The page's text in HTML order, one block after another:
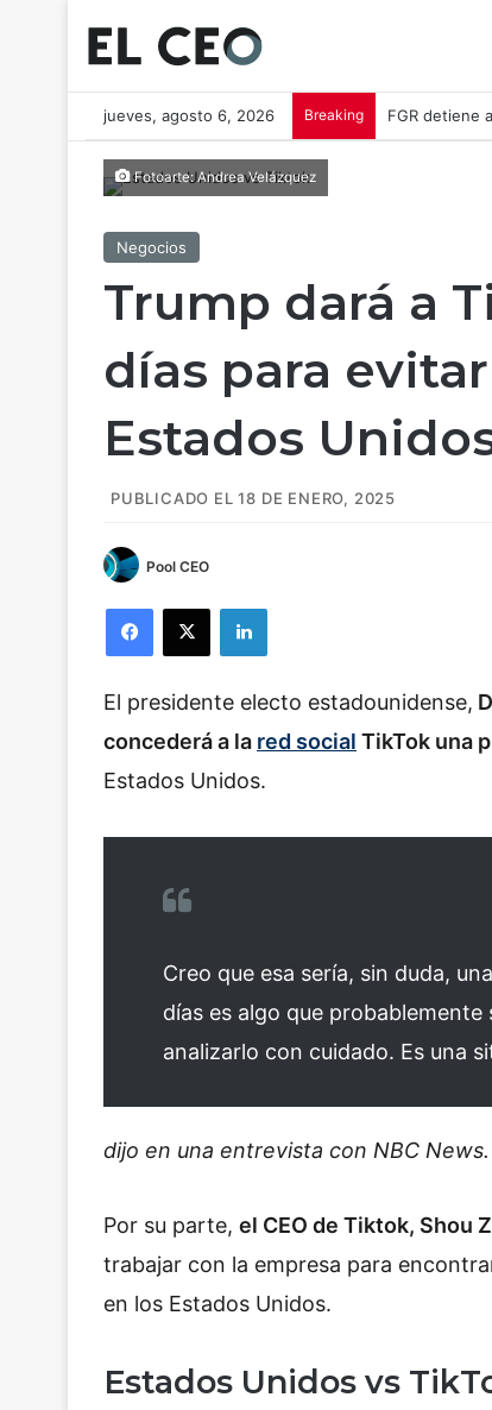
jueves, agosto 6, 2026 Breaking FGR detiene
Fotoarte: Andrea Velázquez
Negocios
Trump dará a
días para
Estados
PUBLICADO EL 18 DE ENERO, 2025
Pool CEO
El presidente electo estadounidense,
concederá a la red social TikTok una
Estados Unidos.
Creo que esa sería, sin duda,
días es algo que
analizarlo con cuidado. Es una
dijo en una entrevista con NBC News.
Por su parte, el CEO de Tiktok, Shou
trabajar con la empresa para
en los Estados Unidos.
Estados Unidos vs